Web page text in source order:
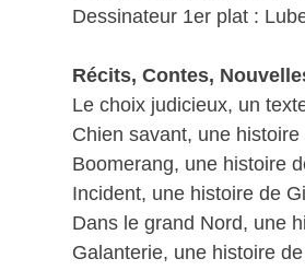
Dessinateur 1er plat :
Récits, Contes,
Le choix judicieux, un
Chien savant, une histoire
Boomerang, une histoire
Incident, une histoire de
Dans le grand Nord, une
Galanterie, une histoire